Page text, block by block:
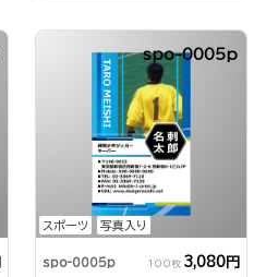
スポーツ 写真入り
spo-0005p
spo-0005p 100枚 3,080円